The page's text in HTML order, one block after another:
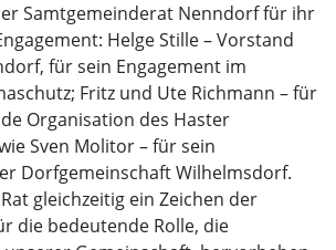
Samtgemeinderat Nenndorf für ihr
Helge Stille – Vorstand
für sein Engagement im
Fritz und Ute Richmann – für
Organisation des Haster
Sven Molitor – für sein
Dorfgemeinschaft Wilhelmsdorf.
gleichzeitig ein Zeichen der
die bedeutende Rolle, die